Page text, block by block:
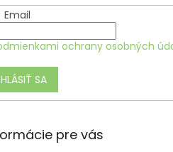
Email
ochrany osobných
SA
pre vás